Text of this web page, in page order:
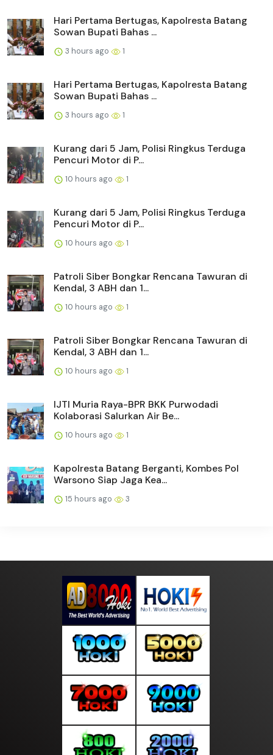
Hari Pertama Bertugas, Kapolresta Batang
Sowan Bupati Bahas ...
3 hours ago 1
Hari Pertama Bertugas, Kapolresta Batang
Sowan Bupati Bahas ...
3 hours ago 1
Kurang dari 5 Jam, Polisi Ringkus Terduga
Pencuri Motor di P...
10 hours ago 1
Kurang dari 5 Jam, Polisi Ringkus Terduga
Pencuri Motor di P...
10 hours ago 1
Patroli Siber Bongkar Rencana Tawuran di
Kendal, 3 ABH dan 1...
10 hours ago 1
Patroli Siber Bongkar Rencana Tawuran di
Kendal, 3 ABH dan 1...
10 hours ago 1
IJTI Muria Raya-BPR BKK Purwodadi
Kolaborasi Salurkan Air Be...
10 hours ago 1
Kapolresta Batang Berganti, Kombes Pol
Warsono Siap Jaga Kea...
15 hours ago 3